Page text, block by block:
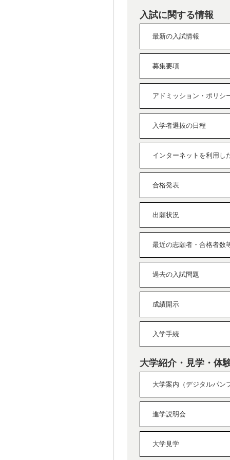
入試に関する情報
最新の入試情報
募集要項
アドミッション・ポリシ
入学者選抜の日程
インターネットを利用し
合格発表
出願状況
最近の志願者・合格者数
過去の入試問題
成績開示
入学手続
大学紹介・見学・体
大学案内（デジタルパン
進学説明会
大学見学